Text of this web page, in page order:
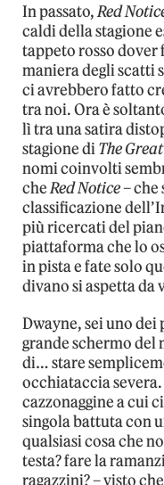
In passato,Red
caldi della stagione
tappeto rosso dover
maniera degli scatti
ci avrebbero fatto
tra noi. Ora è
lì tra una satira
stagione diThe
nomi coinvolti
cheRed Notice– che
classificazione
più ricercati del
piattaforma che lo
in pista e fate solo
divano si aspetta da
Dwayne, sei uno
grande schermo
di… stare
occhiataccia
cazzonaggine a cui
singola battuta con
qualsiasi cosa che
testa? fare la
ragazzini? – visto